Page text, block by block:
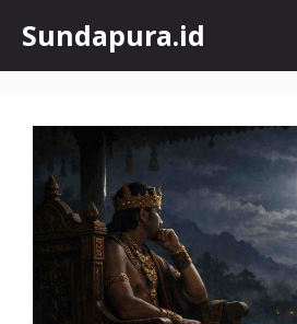
content
Sundapura.id